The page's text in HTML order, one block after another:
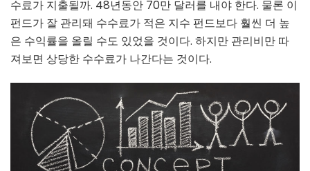
수료가 지출될까. 48년동안 70만 달러를 내야 한다. 물론 이
펀드가 잘 관리돼 수수료가 적은 지수 펀드보다 훨씬 더 높
은 수익률을 올릴 수도 있었을 것이다. 하지만 관리비만 따
져보면 상당한 수수료가 나간다는 것이다.